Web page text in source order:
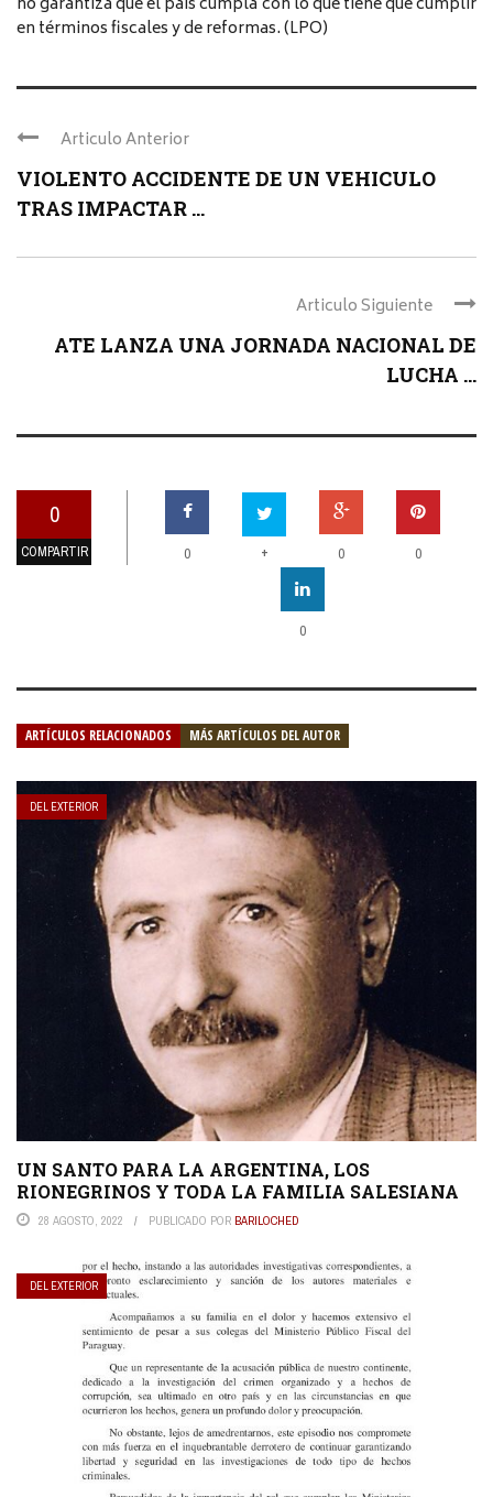
en términos fiscales y de reformas. (LPO)
Articulo Anterior
VIOLENTO ACCIDENTE DE UN VEHICULO
TRAS IMPACTAR ...
Articulo Siguiente
ATE LANZA UNA JORNADA NACIONAL DE
LUCHA ...
0
COMPARTIR 0 + 0 0
0
ARTÍCULOS RELACIONADOS MÁS ARTÍCULOS DEL AUTOR
DEL EXTERIOR
UN SANTO PARA LA ARGENTINA, LOS
RIONEGRINOS Y TODA LA FAMILIA SALESIANA
28 AGOSTO, 2022 PUBLICADO POR BARILOCHED
DEL EXTERIOR